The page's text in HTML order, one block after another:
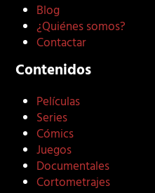
Blog
¿Quiénes somos?
Contactar
Contenidos
Películas
Series
Cómics
Juegos
Documentales
Cortometrajes